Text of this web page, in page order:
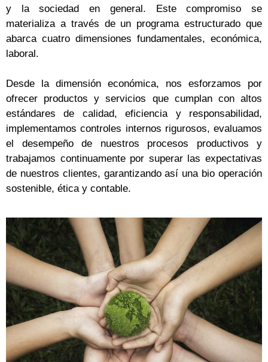
y la sociedad en general. Este compromiso se
materializa a través de un programa estructurado que
abarca cuatro dimensiones fundamentales, económica,
laboral.
Desde la dimensión económica, nos esforzamos por
ofrecer productos y servicios que cumplan con altos
estándares de calidad, eficiencia y responsabilidad,
implementamos controles internos rigurosos, evaluamos
el desempeño de nuestros procesos productivos y
trabajamos continuamente por superar las expectativas
de nuestros clientes, garantizando así una bio operación
sostenible, ética y contable.